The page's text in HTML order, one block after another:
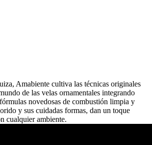
Amabiente cultiva las técnicas originales
de las velas ornamentales integrando
novedosas de combustión limpia y
y sus cuidadas formas, dan un toque
cualquier ambiente.